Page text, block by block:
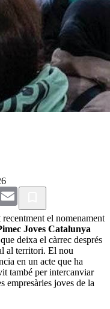
Email
recentment el nomenament
Joves Catalunya
deixa el càrrec després
al territori. El nou
en un acte que ha
també per intercanviar
empresàries joves de la